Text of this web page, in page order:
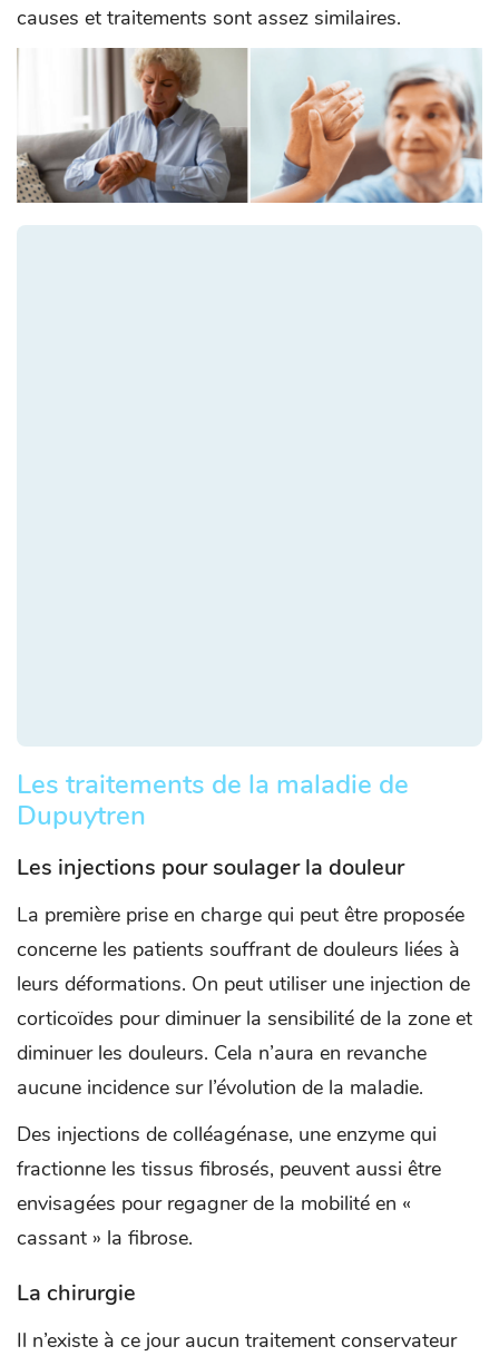
causes et traitements sont assez similaires.
Les traitements de la maladie de
Dupuytren
Les injections pour soulager la douleur
La première prise en charge qui peut être proposée
concerne les patients souffrant de douleurs liées à
leurs déformations. On peut utiliser une injection de
corticoïdes pour diminuer la sensibilité de la zone et
diminuer les douleurs. Cela n’aura en revanche
aucune incidence sur l’évolution de la maladie.
Des injections de colléagénase, une enzyme qui
fractionne les tissus fibrosés, peuvent aussi être
envisagées pour regagner de la mobilité en «
cassant » la fibrose.
La chirurgie
Il n’existe à ce jour aucun traitement conservateur